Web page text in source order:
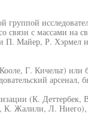
группой
связи с массами на
и П. Майер, Р. Хэрмел
Г. Кичельт) или
арсенал,
(К. Деттербек,
К. Жалили, Л.